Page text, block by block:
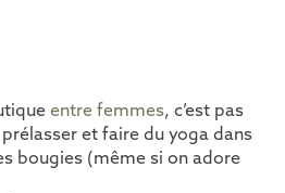
entre femmes, c’est pas
et faire du yoga dans
bougies (même si on adore